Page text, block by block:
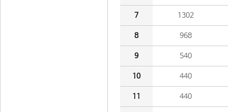
7 1302
8 968
9 540
10 440
11 440